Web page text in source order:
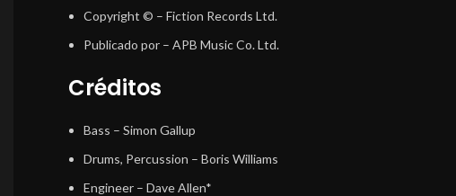
Copyright © – Fiction Records Ltd.
Publicado por – APB Music Co. Ltd.
Créditos
Bass – Simon Gallup
Drums, Percussion – Boris Williams
Engineer – Dave Allen*